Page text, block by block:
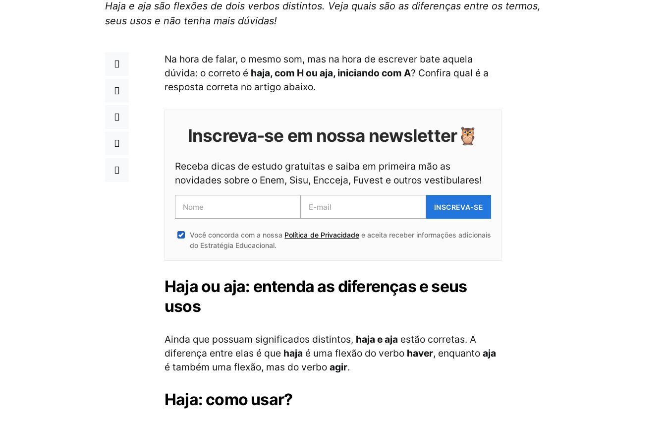
Haja e aja são flexões de dois verbos distintos. Veja quais são as diferenças entre os termos,
seus usos e não tenha mais dúvidas!
Na hora de falar, o mesmo som, mas na hora de escrever bate aquela
dúvida: o correto é haja, com H ou aja, iniciando com A? Confira qual é a
resposta correta no artigo abaixo.
Inscreva-se em nossa newsletter🦉
Receba dicas de estudo gratuitas e saiba em primeira mão as
novidades sobre o Enem, Sisu, Encceja, Fuvest e outros vestibulares!
INSCREVA-SE
Você concorda com a nossa Política de Privacidadee aceita receber informações adicionais
do Estratégia Educacional.
Haja ou aja: entenda as diferenças e seus
usos
Ainda que possuam significados distintos, haja e aja estão corretas. A
diferença entre elas é que haja é uma flexão do verbo haver, enquanto aja
é também uma flexão, mas do verbo agir.
Haja: como usar?